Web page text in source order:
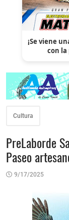
¡Se viene
con la
Cultura
PreLaborde
Paseo
9/17/2025